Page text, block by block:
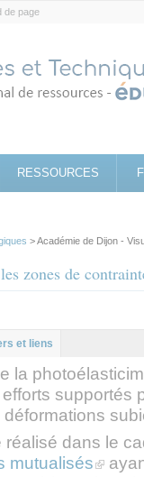
de page
RESSOURCES
> Académie de Dijon -
zones de
et liens
la
supportés
réalisé dans le
mutualisés(link is